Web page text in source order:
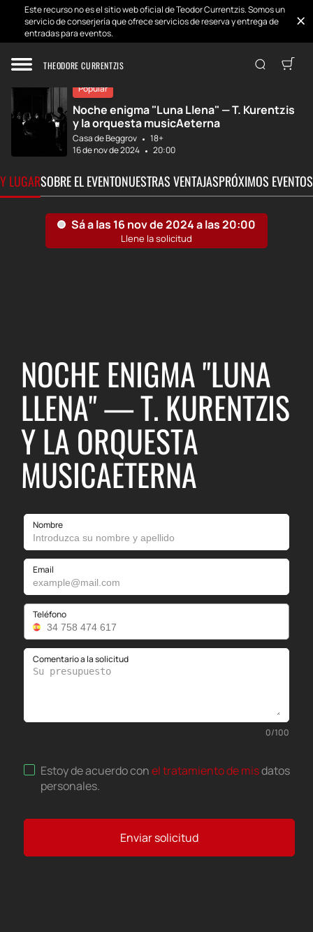
Este recurso no es el sitio web oficial de Teodor Currentzis. Somos un
servicio de conserjería que ofrece servicios de reserva y entrega de
entradas para eventos.
THEODORE CURRENTZIS
Inicio Desarrollos MusicAeterna y T...
Popular
Noche enigma "Luna Llena" — T. Kurentzis
y la orquesta musicAeterna
Casa de Beggrov
18+
16 de nov de 2024
20:00
LUGARSOBRE EL EVENTONUESTRAS VENTAJASPRÓXIMOS EVENTOS
NOCHE ENIGMA "LUNA
LLENA" — T. KURENTZIS
Y LA ORQUESTA
MUSICAETERNA
Nombre
Email
Teléfono
Comentario a la solicitud
0/100
Estoy de acuerdo conel tratamiento de misdatos
personales.
Enviar solicitud